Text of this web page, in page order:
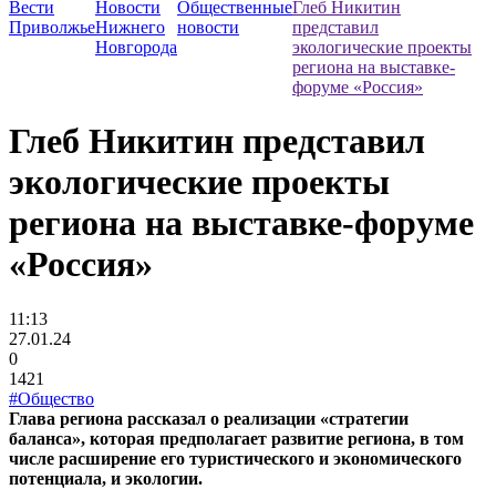
Вести
Приволжье
Новости
Нижнего
Новгорода
Общественные
новости
Глеб Никитин
представил
экологические проекты
региона на выставке-
форуме «Россия»
Глеб Никитин представил
экологические проекты
региона на выставке-форуме
«Россия»
11:13
27.01.24
0
1421
#Общество
Глава региона рассказал о реализации «стратегии
баланса», которая предполагает развитие региона, в том
числе расширение его туристического и экономического
потенциала, и экологии.